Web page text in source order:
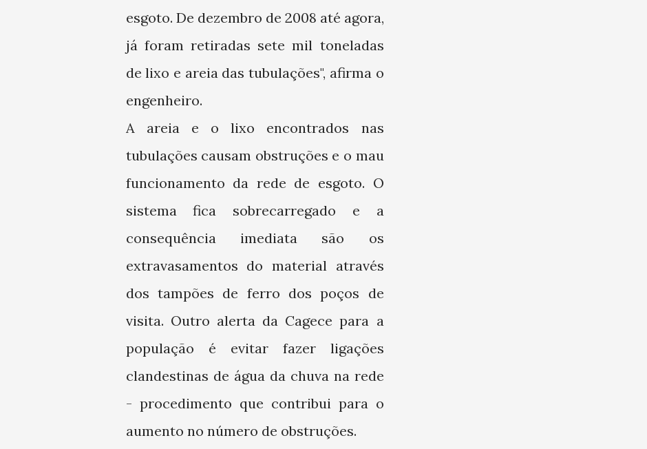
esgoto. De dezembro de 2008 até agora,
já foram retiradas sete mil toneladas
de lixo e areia das tubulações", afirma o
engenheiro.
A areia e o lixo encontrados nas
tubulações causam obstruções e o mau
funcionamento da rede de esgoto. O
sistema fica sobrecarregado e a
consequência imediata são os
extravasamentos do material através
dos tampões de ferro dos poços de
visita. Outro alerta da Cagece para a
população é evitar fazer ligações
clandestinas de água da chuva na rede
- procedimento que contribui para o
aumento no número de obstruções.